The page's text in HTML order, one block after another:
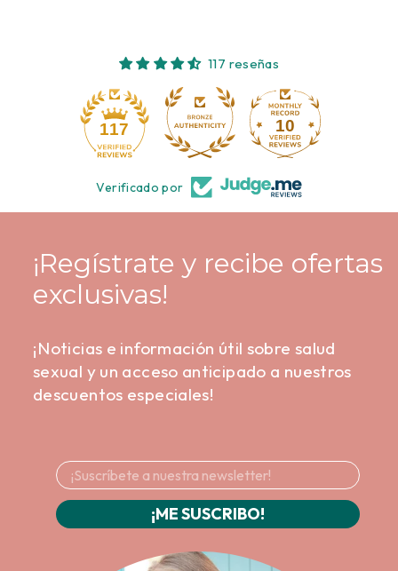
117 reseñas
117 10
Verificado por
¡Regístrate y recibe ofertas
exclusivas!
¡Noticias e información útil sobre salud
sexual y un acceso anticipado a nuestros
descuentos especiales!
¡ME SUSCRIBO!